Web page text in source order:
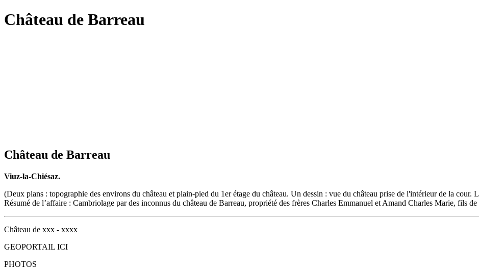
Château de Barreau
Château de Barreau
Viuz-la-Chiésaz.
(Deux plans : topographie des environs du château et plain-pied du 1er étage du château. Un dessin : vue du château prise de l'intérieur de la cour.
Résumé de l’affaire : Cambriolage par des inconnus du château de Barreau, propriété des frères Charles Emmanuel et Amand Charles Marie, fils
Château de xxx - xxxx
GEOPORTAIL ICI
PHOTOS